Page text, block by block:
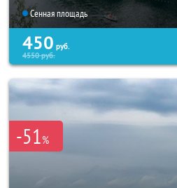
Сенная площадь
450 руб.
4550руб.
-51%